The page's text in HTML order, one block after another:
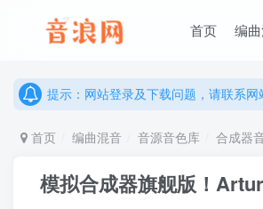
首页 编
说明：有任何问题请联系网站客服处
说明：有任何问题请联系网站客服处
首页 编曲混音 音源音色库 合成器
模拟合成器旗舰版！